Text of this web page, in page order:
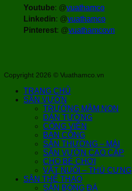
Youtube: @vuathamco
Linkedin: @vuathamco
Pinterest: @vuathamcovn
Copyright 2026 © Vuathamco.vn
TRANG CHỦ
SÂN VƯỜN
TRƯỜNG MẦM NON
DÁN TƯỜNG
CÔNG VIÊN
BAN CÔNG
SÂN THƯỢNG – MÁI
SÂN VƯỜN CAO CẤP
CHO BÉ CHƠI
VẬT NUÔI – THÚ CƯNG
SÂN THỂ THAO
SÂN BÓNG ĐÁ